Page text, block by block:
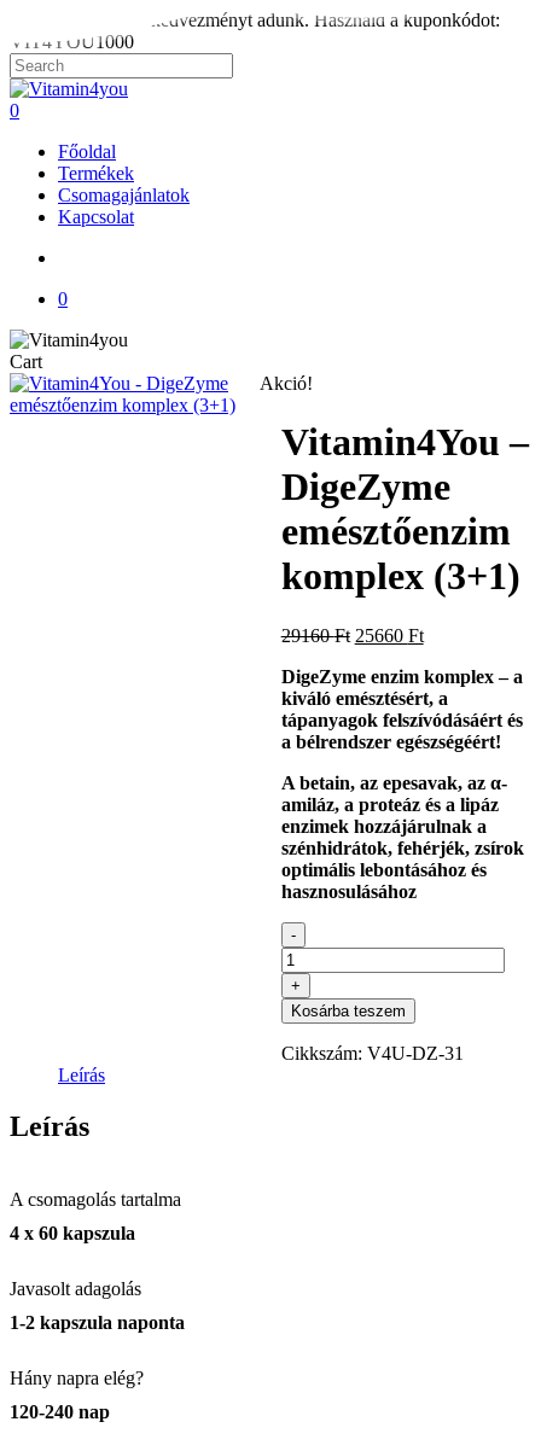
to
main
content
1.000 Ft rendelési kedvezményt adunk. Használd a kuponkódot:
VIT4YOU1000
Close
Search
search
0
Főoldal
Termékek
Csomagajánlatok
Kapcsolat
0
CartClose
Cart
Akció!
Vitamin4You –
DigeZyme
emésztőenzim
komplex (3+1)
29160Ft Original
was:
29160 Ft.
25660 FtCurrent
is:
25660 Ft.
DigeZyme enzim komplex – a
kiváló emésztésért, a
tápanyagok felszívódásáért és
a bélrendszer egészségéért!
A betain, az epesavak, az α-
amiláz, a proteáz és a lipáz
enzimek hozzájárulnak a
szénhidrátok, fehérjék, zsírok
optimális lebontásához és
hasznosulásához
Vitamin4You
-
DigeZyme
emésztőenzim
komplex
mennyiség
Kosárba teszem
Cikkszám: V4U-DZ-31
Leírás
Leírás
A csomagolás tartalma
4 x 60 kapszula
Javasolt adagolás
1-2 kapszula naponta
Hány napra elég?
120-240 nap